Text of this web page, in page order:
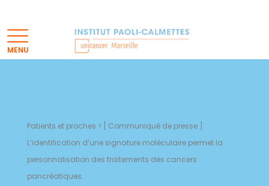
Patients et proches >
[ Communiqué de presse ]
L’identification d’une signature moléculaire permet la
personnalisation des traitements des cancers
pancréatiques.